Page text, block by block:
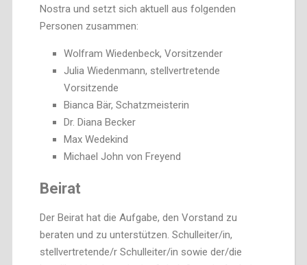
Nostra und setzt sich aktuell aus folgenden
Personen zusammen:
Wolfram Wiedenbeck, Vorsitzender
Julia Wiedenmann, stellvertretende
Vorsitzende
Bianca Bär, Schatzmeisterin
Dr. Diana Becker
Max Wedekind
Michael John von Freyend
Beirat
Der Beirat hat die Aufgabe, den Vorstand zu
beraten und zu unterstützen. Schulleiter/in,
stellvertretende/r Schulleiter/in sowie der/die